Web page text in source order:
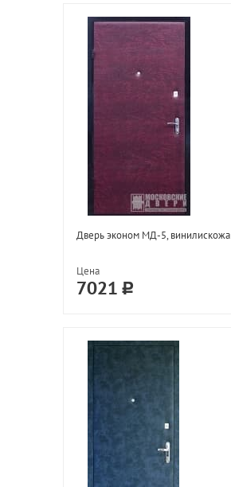
Дверь эконом МД-5, винилискожа
Цена
7021